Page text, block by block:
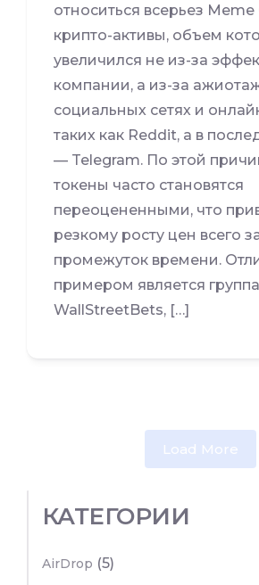
относиться всерьез
крипто-активы, объем
увеличился не из-за
компании, а из-за
социальных сетях и
таких как Reddit, а в
— Telegram. По этой
токены часто становятся
переоцененными, что
резкому росту цен всего
промежуток времени.
примером является группа
WallStreetBets, […]
Load More
КАТЕГОРИИ
AirDrop (5)